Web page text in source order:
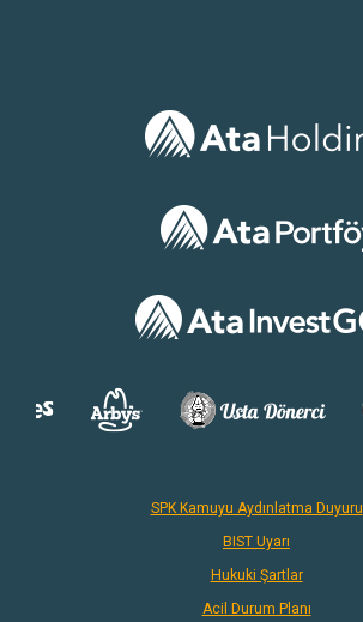
SPK Kamuyu Aydınlatma Duyuru
BIST Uyarı
Hukuki Şartlar
Acil Durum Planı